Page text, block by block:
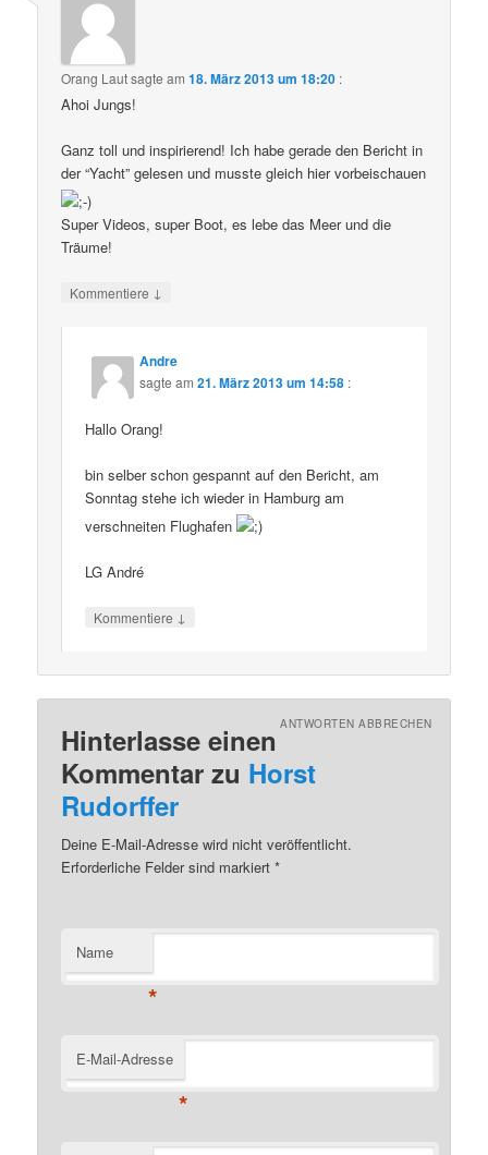
Orang Lautsagte am18. März 2013 um 18:20 :
Ahoi Jungs!
Ganz toll und inspirierend! Ich habe gerade den Bericht in
der “Yacht” gelesen und musste gleich hier vorbeischauen
Super Videos, super Boot, es lebe das Meer und die
Träume!
Kommentiere ↓
Andre
sagte am21. März 2013 um 14:58 :
Hallo Orang!
bin selber schon gespannt auf den Bericht, am
Sonntag stehe ich wieder in Hamburg am
verschneiten Flughafen
LG André
Kommentiere ↓
Hinterlasse einen
Kommentar zu Horst
Rudorffer
ANTWORTEN ABBRECHEN
Deine E-Mail-Adresse wird nicht veröffentlicht.
Erforderliche Felder sind markiert*
Name
*
E-Mail-Adresse
*